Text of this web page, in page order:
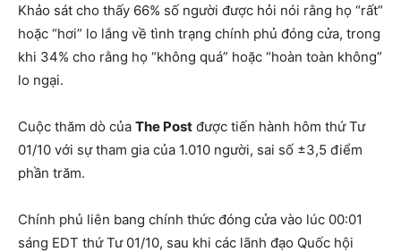
Khảo sát cho thấy 66% số người được hỏi nói rằng họ “rất”
hoặc “hơi” lo lắng về tình trạng chính phủ đóng cửa, trong
khi 34% cho rằng họ “không quá” hoặc “hoàn toàn không”
lo ngại.
Cuộc thăm dò của The Post được tiến hành hôm thứ Tư
01/10 với sự tham gia của 1.010 người, sai số ±3,5 điểm
phần trăm.
Chính phủ liên bang chính thức đóng cửa vào lúc 00:01
sáng EDT thứ Tư 01/10, sau khi các lãnh đạo Quốc hội